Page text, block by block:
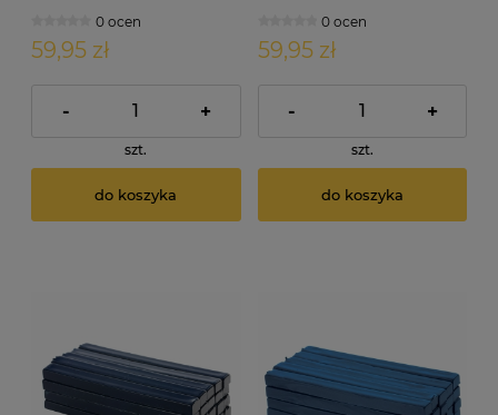
0 ocen
59,95 zł
- +
szt.
do koszyka
0 ocen
59,95 zł
- +
szt.
do koszyka